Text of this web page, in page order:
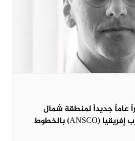
عاماً جديداً لمنطقة شمال
إفريقيا والساحل وغرب إفريقيا (ANSCO) بالخطوط